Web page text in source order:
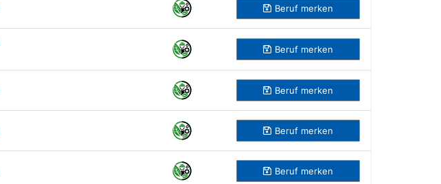
Beruf merken
Beruf merken
Beruf merken
Beruf merken
Beruf merken